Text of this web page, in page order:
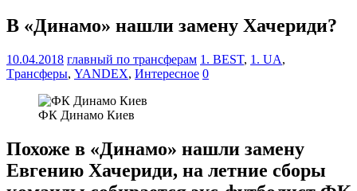
В «Динамо» нашли замену Хачериди?
10.04.2018 главный по трансферам 1. BEST, 1. UA,
Tрансферы, YANDEX, Интересное 0
ФК Динамо Киев
Похоже в «Динамо» нашли замену
Евгению Хачериди, на летние сборы